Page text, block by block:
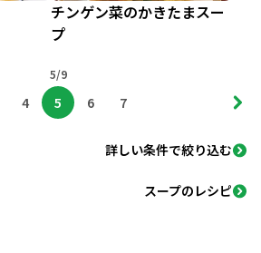
チンゲン菜のかきたまスー
プ
5/9
4 5 6 7
詳しい条件で絞り込む
スープのレシピ